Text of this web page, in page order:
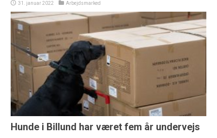
31. januar 2022 Arbejdsmarked
Hunde i Billund har været fem år undervejs